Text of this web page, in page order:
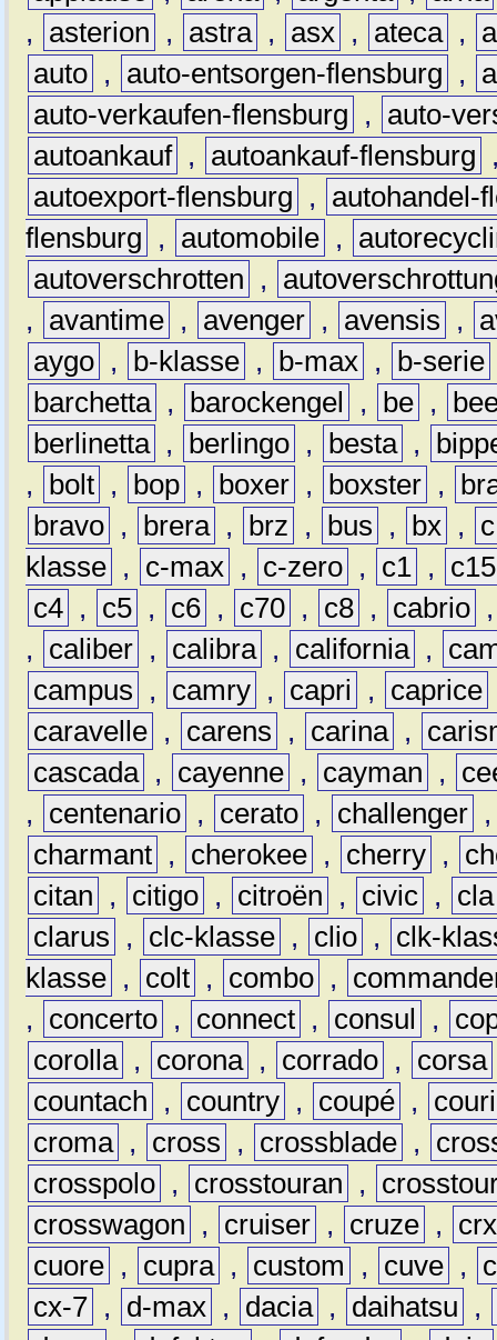
,
asterion , astra , asx , ateca ,
auto , auto-entsorgen-flensburg ,
auto-verkaufen-flensburg
,
auto-
autoankauf , autoankauf-flensburg
autoexport-flensburg
,
autohandel-
flensburg
, automobile ,
autoverschrotten
,
,
avantime , avenger , avensis ,
aygo , b-klasse , b-max , b-serie
barchetta , barockengel , be ,
berlinetta , berlingo , besta ,
,
bolt , bop , boxer , boxster ,
bravo , brera , brz , bus , bx ,
c
klasse , c-max , c-zero , c1 ,
c15
c4 , c5 , c6 , c70 , c8 , cabrio
,
caliber , calibra , california ,
campus
, camry , capri , caprice
caravelle , carens , carina ,
cascada , cayenne , cayman ,
,
centenario , cerato , challenger
charmant , cherokee , cherry ,
citan
, citigo , citroën , civic ,
cla
clarus
, clc-klasse , clio ,
clk-
klasse , colt , combo ,
,
concerto , connect , consul ,
corolla , corona , corrado , corsa
countach
, country , coupé ,
croma , cross , crossblade ,
crosspolo , crosstouran ,
crosswagon
, cruiser , cruze ,
crx
cuore , cupra , custom , cuve ,
cx-7 , d-max , dacia , daihatsu
,